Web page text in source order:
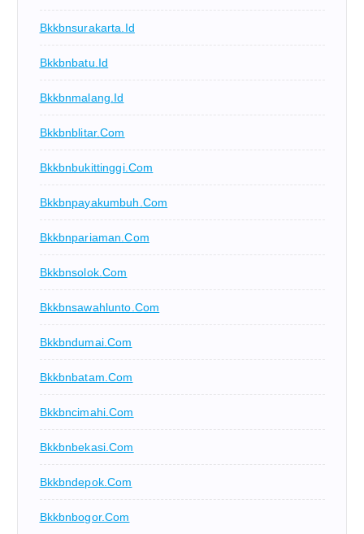
Bkkbnsurakarta.id
Bkkbnbatu.id
Bkkbnmalang.id
Bkkbnblitar.com
Bkkbnbukittinggi.com
Bkkbnpayakumbuh.com
Bkkbnpariaman.com
Bkkbnsolok.com
Bkkbnsawahlunto.com
Bkkbndumai.com
Bkkbnbatam.com
Bkkbncimahi.com
Bkkbnbekasi.com
Bkkbndepok.com
Bkkbnbogor.com